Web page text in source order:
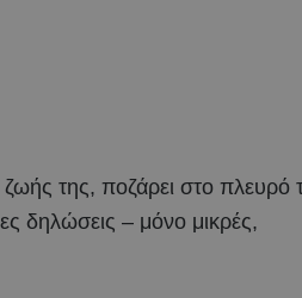
της, ποζάρει στο πλευρό
δηλώσεις – μόνο μικρές,